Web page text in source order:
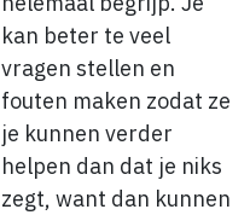
kan beter te veel
vragen stellen en
fouten maken zodat ze
je kunnen verder
helpen dan dat je niks
zegt, want dan kunnen